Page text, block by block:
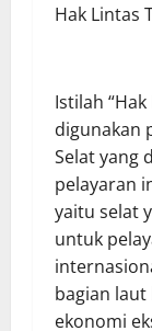
Hak Lintas
Istilah
digunakan
Selat yang
pelayaran
yaitu selat
untuk
bagian laut
ekonomi